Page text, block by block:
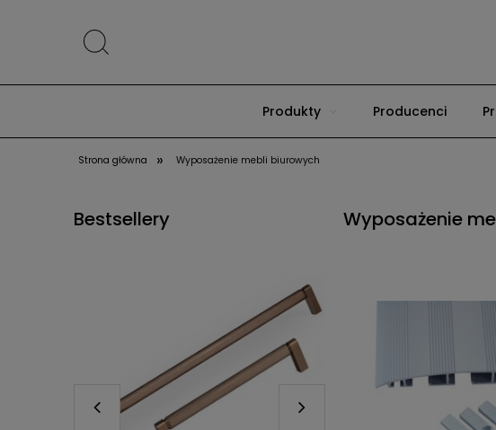
Produkty Producenci
Strona główna » Wyposażenie mebli biurowych
Bestsellery Wyposażenie